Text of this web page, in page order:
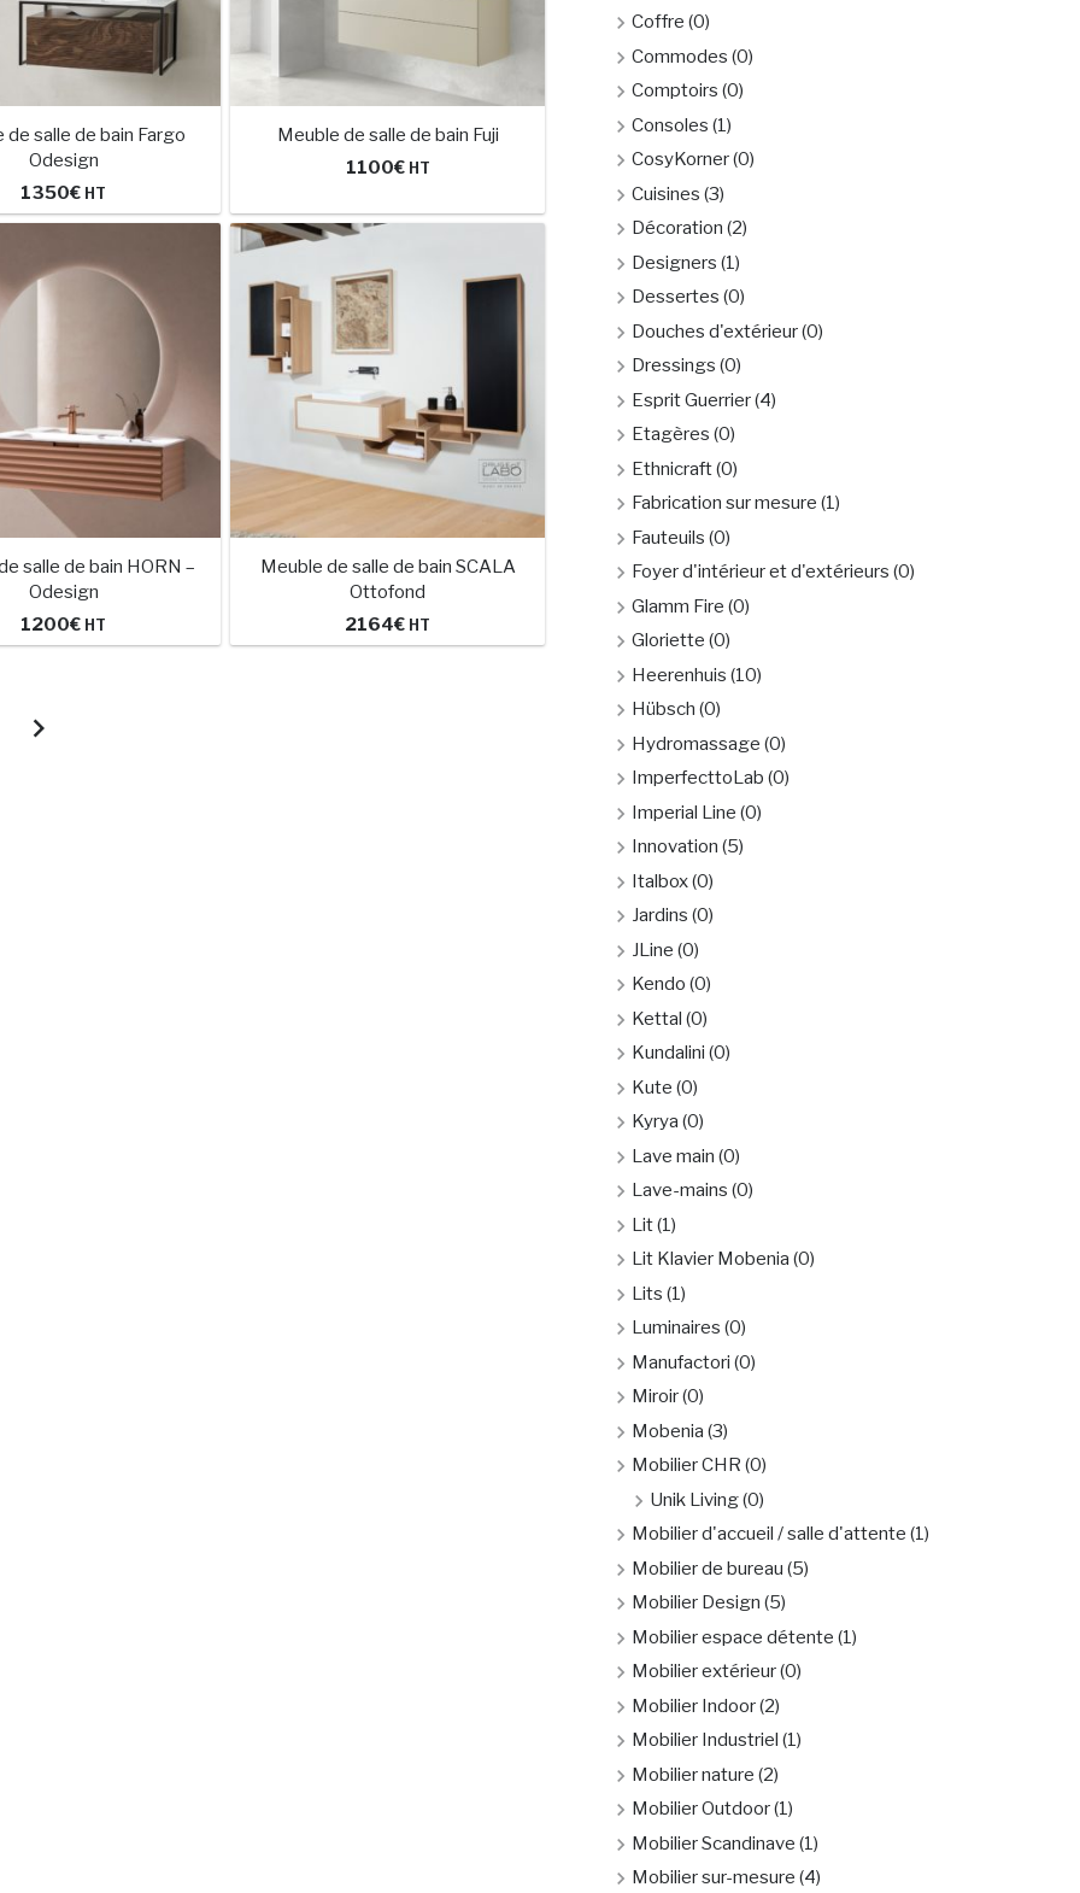
de salle de bain Fargo
Odesign
1350€ HT
Meuble de salle de bain Fuji
1100€ HT
salle de bain HORN –
Odesign
1200€ HT
Meuble de salle de bain SCALA
Ottofond
2164€ HT
Coffre (0)
Commodes (0)
Comptoirs (0)
Consoles (1)
CosyKorner(0)
Cuisines (3)
Décoration (2)
Designers (1)
Dessertes (0)
Douches d'extérieur(0)
Dressings (0)
Esprit Guerrier(4)
Etagères (0)
Ethnicraft(0)
Fabrication sur mesure (1)
Fauteuils (0)
Foyer d'intérieur et d'extérieurs (0)
Glamm Fire (0)
Gloriette (0)
Heerenhuis (10)
Hübsch (0)
Hydromassage (0)
ImperfecttoLab (0)
Imperial Line (0)
Innovation (5)
Italbox(0)
Jardins (0)
JLine (0)
Kendo (0)
Kettal (0)
Kundalini (0)
Kute (0)
Kyrya (0)
Lave main (0)
Lave-mains (0)
Lit(1)
Lit Klavier Mobenia (0)
Lits (1)
Luminaires (0)
Manufactori (0)
Miroir(0)
Mobenia (3)
Mobilier CHR (0)
Unik Living(0)
Mobilier d'accueil / salle d'attente (1)
Mobilier de bureau (5)
Mobilier Design (5)
Mobilier espace détente (1)
Mobilier extérieur(0)
Mobilier Indoor(2)
Mobilier Industriel (1)
Mobilier nature (2)
Mobilier Outdoor(1)
Mobilier Scandinave (1)
Mobilier sur-mesure (4)